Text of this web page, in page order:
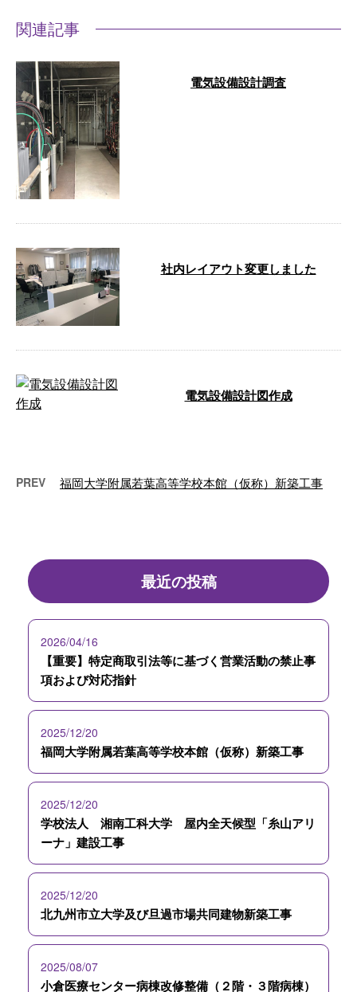
関連記事
電気設備設計調査
社内レイアウト変更しました
電気設備設計図作成
PREV 福岡大学附属若葉高等学校本館（仮称）新築工事
最近の投稿
2026/04/16
【重要】特定商取引法等に基づく営業活動の禁止事
項および対応指針
2025/12/20
福岡大学附属若葉高等学校本館（仮称）新築工事
2025/12/20
学校法人 湘南工科大学 屋内全天候型「糸山アリ
ーナ」建設工事
2025/12/20
北九州市立大学及び旦過市場共同建物新築工事
2025/08/07
⼩倉医療センター病棟改修整備（２階・３階病棟）